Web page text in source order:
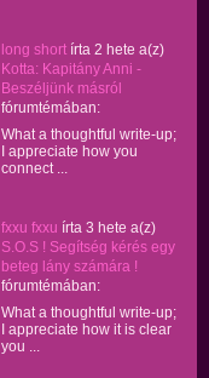
long short írta 2 hete a(z)
Kotta: Kapitány Anni -
Beszéljünk másról
fórumtémában:
What a thoughtful write-up;
I appreciate how you
connect ...
fxxu fxxu írta 3 hete a(z)
S.O.S ! Segítség kérés egy
beteg lány számára !
fórumtémában:
What a thoughtful write-up;
I appreciate how it is clear
you ...